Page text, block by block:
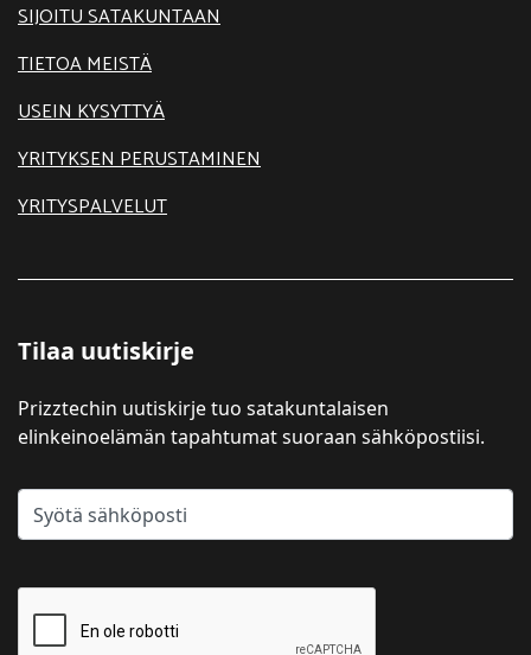
SIJOITU SATAKUNTAAN
TIETOA MEISTÄ
USEIN KYSYTTYÄ
YRITYKSEN PERUSTAMINEN
YRITYSPALVELUT
Tilaa uutiskirje
Prizztechin uutiskirje tuo satakuntalaisen
elinkeinoelämän tapahtumat suoraan sähköpostiisi.